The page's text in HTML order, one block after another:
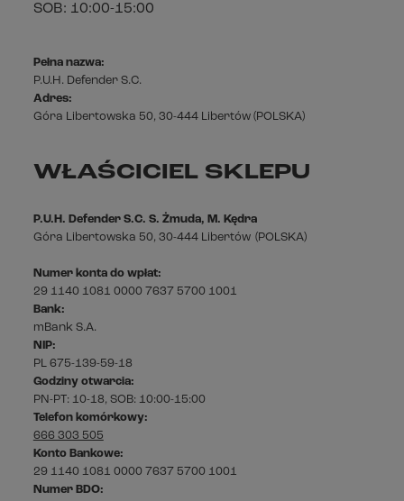
SOB: 10:00-15:00
Pełna nazwa:
P.U.H. Defender S.C.
Adres:
Góra Libertowska 50, 30-444 Libertów(POLSKA)
WŁAŚCICIEL SKLEPU
P.U.H. Defender S.C. S. Żmuda, M. Kędra
Góra Libertowska 50, 30-444 Libertów (POLSKA)
Numer konta do wpłat:
29 1140 1081 0000 7637 5700 1001
Bank:
mBank S.A.
NIP:
PL 675-139-59-18
Godziny otwarcia:
PN-PT: 10-18, SOB: 10:00-15:00
Telefon komórkowy:
666 303 505
Konto Bankowe:
29 1140 1081 0000 7637 5700 1001
Numer BDO: